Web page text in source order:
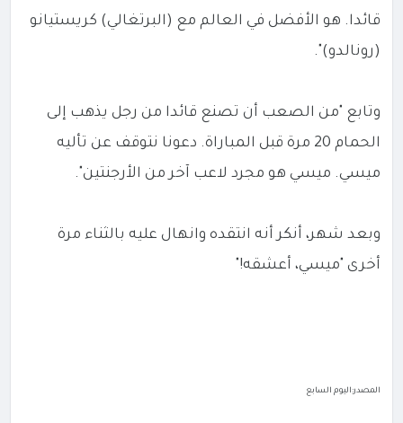
قائدا. هو الأفضل في العالم مع (البرتغالي) كريستيانو
(رونالدو)".
وتابع "من الصعب أن تصنع قائدا من رجل يذهب إلى
الحمام 20 مرة قبل المباراة. دعونا نتوقف عن تأليه
ميسي. ميسي هو مجرد لاعب آخر من الأرجنتين".
وبعد شهر، أنكر أنه انتقده وانهال عليه بالثناء مرة
أخرى "ميسي، أعشقه!"
المصدر:اليوم السابع